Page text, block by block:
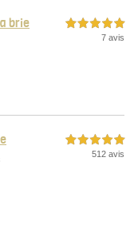
brie 5,0 étoiles sur 5
7 avis
5,0 étoiles sur 5
512 avis